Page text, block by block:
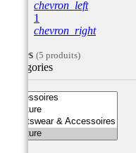
chevron_left
1
chevron_right
Filtres (5 produits)
Catégories